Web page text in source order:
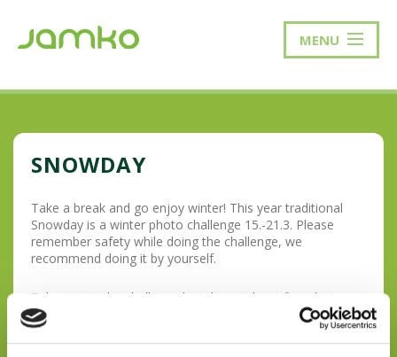
MENU
SNOWDAY
Take a break and go enjoy winter! This year traditional
Snowday is a winter photo challenge 15.-21.3. Please
remember safety while doing the challenge, we
recommend doing it by yourself.
Take part in the challenge by taking at least five photos
and post them on Instagram feed OR send them and your
name on WhatsApp +358 453194901. Use hashtag
#snowdayand tag @studentunionjamko. Your account